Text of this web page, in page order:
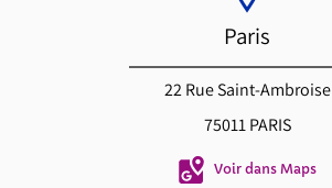
Paris
22 Rue Saint-Ambroise
75011 PARIS
Voir dans Maps